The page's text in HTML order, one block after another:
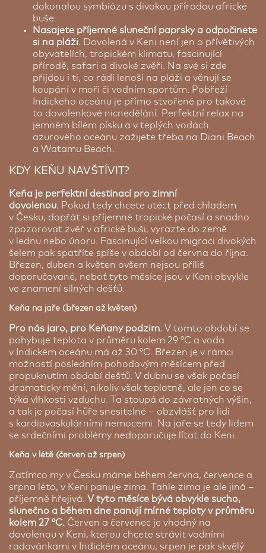
dokonalou symbiózu s divokou přírodou africké
buše.
Nasajete příjemné sluneční paprsky a odpočinete
si na pláži. Dovolená v Keni není jen o přívětivých
obyvatelích, tropickém klimatu, fascinující
přírodě, safari a divoké zvěři. Na své si zde
přijdou i ti, co rádi lenoší na pláži a věnují se
koupání v moři či vodním sportům. Pobřeží
Indického oceánu je přímo stvořené pro takové
to dovolenkové nicnedělání. Perfektní relax na
jemném bílém písku a v teplých vodách
azurového oceánu zažijete třeba na Diani Beach
a Watamu Beach.
KDY KEŇU NAVŠTÍVIT?
Keňa je perfektní destinací pro zimní
dovolenou. Pokud tedy chcete utéct před chladem
v Česku, dopřát si příjemné tropické počasí a snadno
zpozorovat zvěř v africké buši, vyrazte do země
v lednu nebo únoru. Fascinující velkou migraci divokých
šelem pak spatříte spíše v období od června do října.
Březen, duben a květen ovšem nejsou příliš
doporučované, neboť tyto měsíce jsou v Keni obvykle
ve znamení silných dešťů.
Keňa na jaře (březen až květen)
Pro nás jaro, pro Keňany podzim. V tomto období se
pohybuje teplota v průměru kolem 29 °C a voda
v Indickém oceánu má až 30 °C. Březen je v rámci
možností posledním pohodovým měsícem před
propuknutím období dešťů. V dubnu se však počasí
dramaticky mění, nikoliv však teplotně, ale jen co se
týká vlhkosti vzduchu. Ta stoupá do závratných výšin,
a tak je počasí hůře snesitelné – obzvlášť pro lidi
s kardiovaskulárními nemocemi. Na jaře se tedy lidem
se srdečními problémy nedoporučuje lítat do Keni.
Keňa v létě (červen až srpen)
Zatímco my v Česku máme během června, července a
srpna léto, v Keni panuje zima. Tahle zima je ale jiná –
příjemně hřejivá. V tyto měsíce bývá obvykle sucho,
slunečno a během dne panují mírné teploty v průměru
kolem 27 °C. Červen a červenec je vhodný na
dovolenou v Keni, kterou chcete strávit vodními
radovánkami v Indickém oceánu, srpen je pak skvělý